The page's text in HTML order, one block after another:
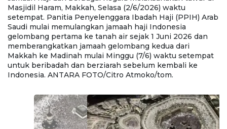
Masjidil Haram, Makkah, Selasa (2/6/2026) waktu
setempat. Panitia Penyelenggara Ibadah Haji (PPIH) Arab
Saudi mulai memulangkan jamaah haji Indonesia
gelombang pertama ke tanah air sejak 1 Juni 2026 dan
memberangkatkan jamaah gelombang kedua dari
Makkah ke Madinah mulai Minggu (7/6) waktu setempat
untuk beribadah dan berziarah sebelum kembali ke
Indonesia. ANTARA FOTO/Citro Atmoko/tom.